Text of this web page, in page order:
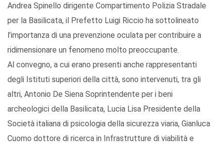
Andrea Spinello dirigente Compartimento Polizia Stradale
per la Basilicata, il Prefetto Luigi Riccio ha sottolineato
l’importanza di una prevenzione oculata per contribuire a
ridimensionare un fenomeno molto preoccupante.
Al convegno, a cui erano presenti anche rappresentanti
degli Istituti superiori della città, sono intervenuti, tra gli
altri, Antonio De Siena Soprintendente per i beni
archeologici della Basilicata, Lucia Lisa Presidente della
Società italiana di psicologia della sicurezza viaria, Gianluca
Cuomo dottore di ricerca in Infrastrutture di viabilità e